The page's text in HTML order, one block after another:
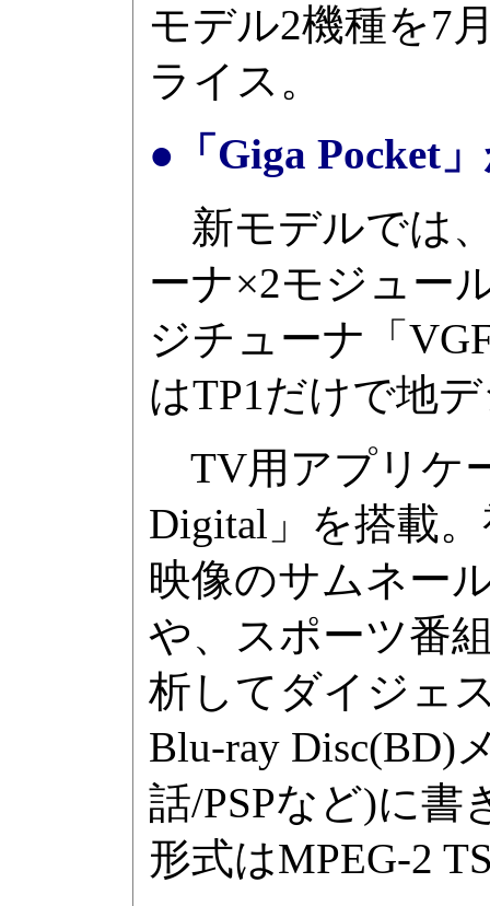
モデル2機種を7
ライス。
●「Giga Pocket
新モデルでは
ーナ×2モジュー
ジチューナ「
はTP1だけで地
TV用アプリケ
Digital」を搭載
映像のサムネー
や、スポーツ番
析してダイジェ
Blu-ray Disc(BD)
話/PSPなど)に書
形式はMPEG-2